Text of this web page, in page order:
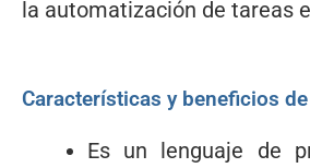
la automatización de tareas
Características y beneficios
Es un lenguaje de